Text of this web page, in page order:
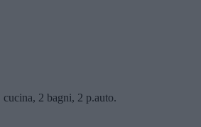
2 bagni, 2 p.auto.